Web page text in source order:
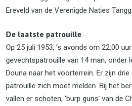
Ereveld van de Verenigde Naties
De laatste patrouille
Op 25 juli 1953, ’s avonds om 22.00
gevechtspatrouille van 14 man, onder
Douna naar het voorterrein. Er zijn
patrouille zich moet melden. Bij het
vallen er schoten, 'burp guns' van de